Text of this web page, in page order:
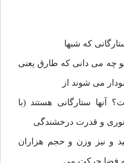
که شبها
چه می دانی که طارق یعنی
می شوند از
ستارگانی هستند (با
و قدرت درخشندگی
و نیز وزن و حجم هزاران